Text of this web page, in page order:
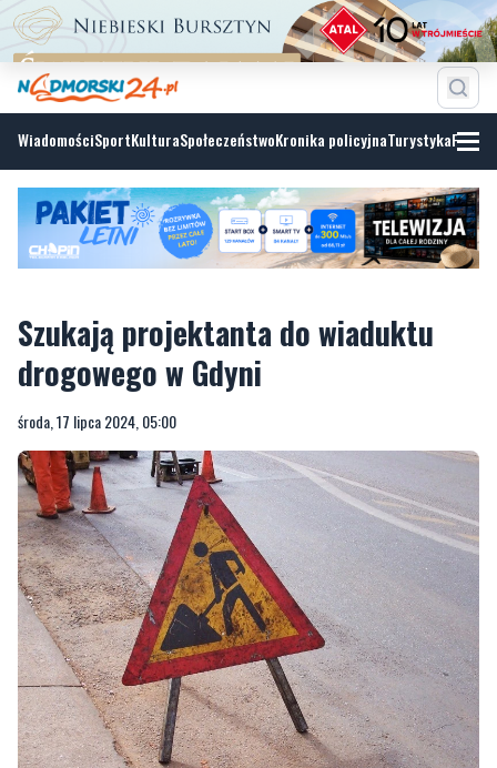
WiadomościSportKulturaSpołeczeństwoKronika policyjnaTurystyka
Szukają projektanta do wiaduktu
środa, 17 lipca 2024, 05:00
Urząd Miasta w Gdyni ogłosił drugie postępowanie przetargowe,